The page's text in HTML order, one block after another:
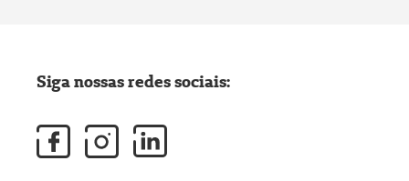
Siga nossas redes sociais: